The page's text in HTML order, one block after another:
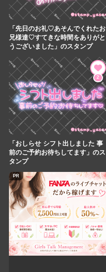
「先日のお礼♡あそんでくれたお
兄様達♡すてきな時間をありがと
うございました」のスタンプ
2
「おしらせ シフト出しました 事
前のご予約お待ちしてます」のス
タンプ
PR